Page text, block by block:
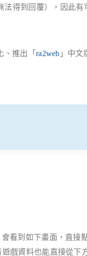
得到回覆），因此有
、推出「 ra2web 」中
會看到如下畫面，直接
戲資料也能直接從下